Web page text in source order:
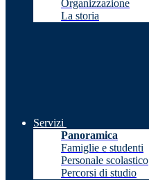
Organizzazione
La storia
Servizi
Panoramica
Famiglie e studenti
Personale scolastico
Percorsi di studio